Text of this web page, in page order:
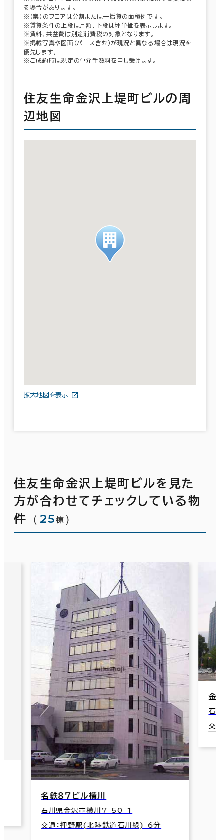
る場合があります。
※（案）のフロアは分割または一括貸の面積例です。
※賃貸条件の上段は月額、下段は坪単価を表示します。
※賃料、共益費は別途消費税の対象となります。
※掲載写真や図面（パース含む）が現況と異なる場合は現況を
優先します。
※ご成約時は規定の仲介手数料を申し受けます。
住友生命金沢上堤町ビルの周
辺地図
拡大地図を表示
住友生命金沢上堤町ビルを見た
方が合わせてチェックしている物
件
（ 25 棟 ）
名鉄８７ビル横川
石川県金沢市横川7-50-1
交通：押野駅(北陸鉄道石川線) 6分
金
石
交